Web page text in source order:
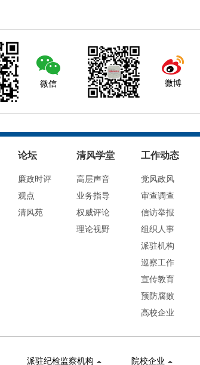
微信 微博
论坛
廉政时评
观点
清风苑
清风学堂
高层声音
业务指导
权威评论
理论视野
工作动态
党风政风
审查调查
信访举报
组织人事
派驻机构
巡察工作
宣传教育
预防腐败
高校企业
派驻纪检监察机构 院校企业